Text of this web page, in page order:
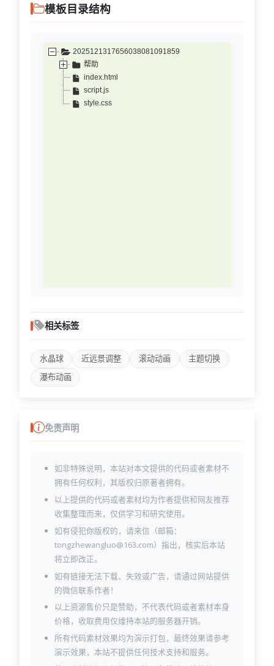
模板目录结构
2025121317656038081091859
帮助
index.html
script.js
style.css
相关标签
水晶球 近远景调整 滚动动画
主题切换
瀑布动画
免责声明
如非特殊说明，本站对本文提供的代码或者素材不
拥有任何权利，其版权归原著者拥有。
以上提供的代码或者素材均为作者提供和网友推荐
收集整理而来，仅供学习和研究使用。
如有侵犯你版权的，请来信（邮箱：
tongzhewangluo@163.com）指出，核实后本站
将立即改正。
如有链接无法下载、失效或广告，请通过网站提供
的微信联系作者！
以上资源售价只是赞助，不代表代码或者素材本身
价格，收取费用仅维持本站的服务器开销。
所有代码素材效果均为演示打包，最终效果请参考
演示效果，本站不提供任何技术支持和服务。